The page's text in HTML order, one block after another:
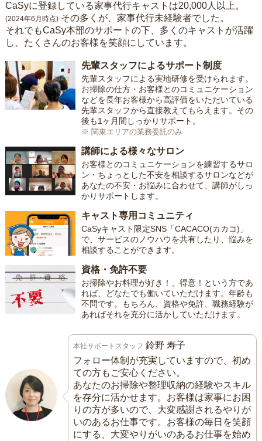
CaSyに登録している家事代行キャストは20,000人以上。
(2024年6月時点) その多くが、家事代行未経験者でした。
それでもCaSy本部のサポートの下、多くのキャストが活躍
し、たくさんのお客様を笑顔にしています。
先輩スタッフによるサポート制度
先輩スタッフによる実地研修を受けられます。
お掃除の仕方・お客様とのコミュニケーション
などを長年お客様から高評価をいただいている
先輩スタッフから直接教えてもらえます。その
後も1ヶ月間しっかりサポート。
※ 関東エリアの業務委託のみ
講師による様々なサロン
お客様とのコミュニケーションを練習するサロ
ン・ちょっとした不安を相談するサロンなどが
あなたの不安・お悩みに合わせて、講師がしっ
かりサポートします。
キャスト専用コミュニティ
CaSyキャスト限定SNS「CACACO(カカコ)」
で、サービスのノウハウを共有したり、悩みを
相談することができます。
資格・免許不要
お掃除やお料理が好き！、得意！という方であ
れば、どなたでも働いていただけます。年齢も
不問です。もちろん、資格や免許、職務経験が
あればそれを充分に活かしていただけます。
本社サポートスタッフ 鈴野 寿子
フォロー体制が充実していますので、初め
ての方もご安心ください。
あなたのお掃除や整理収納の経験やスキル
を存分に活かせます。お客様は家事にお困
りの方が多いので、大変感謝されるやりが
いのあるお仕事です。お客様の毎日を笑顔
にする、大変やりがいのあるお仕事を始め